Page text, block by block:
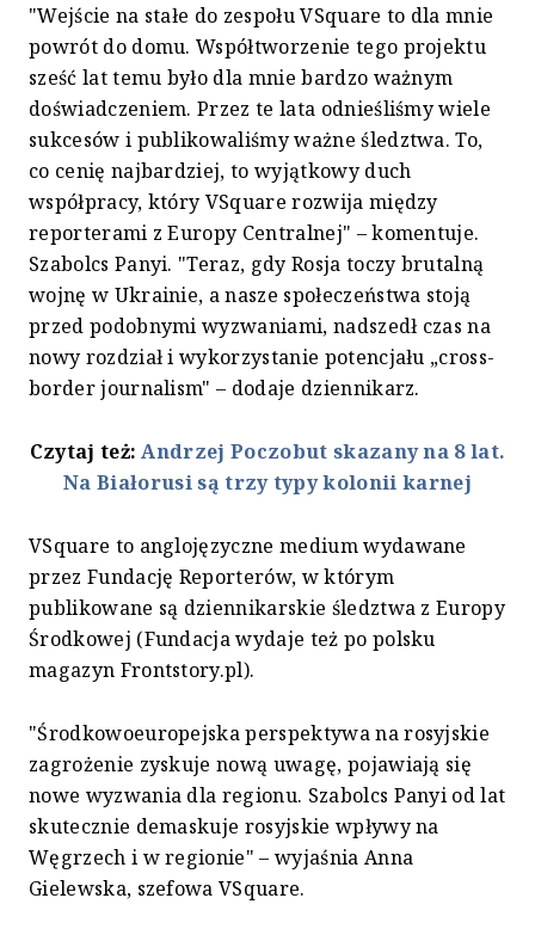
"Wejście na stałe do zespołu VSquare to dla mnie
powrót do domu. Współtworzenie tego projektu
sześć lat temu było dla mnie bardzo ważnym
doświadczeniem. Przez te lata odnieśliśmy wiele
sukcesów i publikowaliśmy ważne śledztwa. To,
co cenię najbardziej, to wyjątkowy duch
współpracy, który VSquare rozwija między
reporterami z Europy Centralnej" – komentuje.
Szabolcs Panyi. "Teraz, gdy Rosja toczy brutalną
wojnę w Ukrainie, a nasze społeczeństwa stoją
przed podobnymi wyzwaniami, nadszedł czas na
nowy rozdział i wykorzystanie potencjału „cross-
border journalism" – dodaje dziennikarz.
Czytaj też:Andrzej Poczobut skazany na 8 lat.
Na Białorusi są trzy typy kolonii karnej
VSquare to anglojęzyczne medium wydawane
przez Fundację Reporterów, w którym
publikowane są dziennikarskie śledztwa z Europy
Środkowej (Fundacja wydaje też po polsku
magazyn Frontstory.pl).
"Środkowoeuropejska perspektywa na rosyjskie
zagrożenie zyskuje nową uwagę, pojawiają się
nowe wyzwania dla regionu. Szabolcs Panyi od lat
skutecznie demaskuje rosyjskie wpływy na
Węgrzech i w regionie" – wyjaśnia Anna
Gielewska, szefowa VSquare.